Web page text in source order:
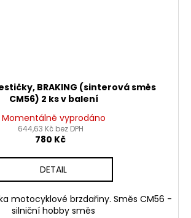
BRAKING (sinterová směs
CM56) 2 ks v balení
Momentálně vyprodáno
644,63 Kč bez DPH
780 Kč
DETAIL
motocyklové brzdařiny. Směs CM56 -
silniční hobby směs